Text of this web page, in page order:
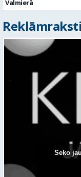
Seko